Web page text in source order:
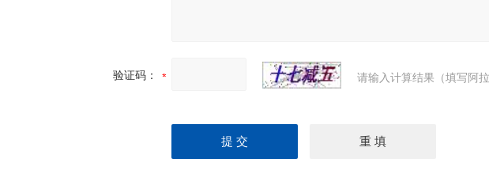
验证码： 请输入计算结果（填写阿